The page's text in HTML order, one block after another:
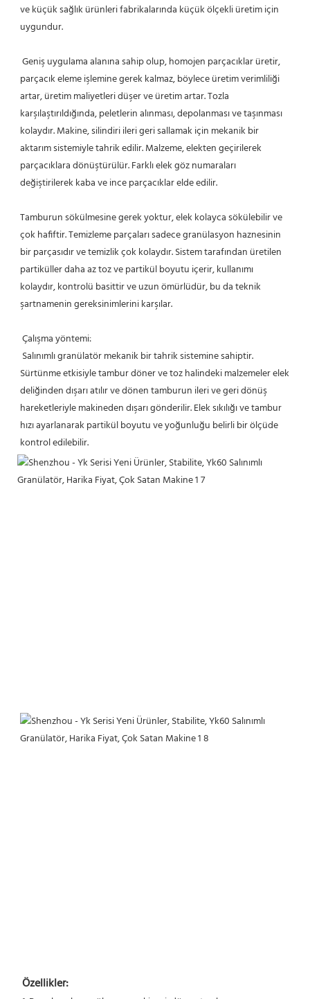
ve küçük sağlık ürünleri fabrikalarında küçük ölçekli üretim için
uygundur.
Geniş uygulama alanına sahip olup, homojen parçacıklar üretir,
parçacık eleme işlemine gerek kalmaz, böylece üretim verimliliği
artar, üretim maliyetleri düşer ve üretim artar. Tozla
karşılaştırıldığında, peletlerin alınması, depolanması ve taşınması
kolaydır. Makine, silindiri ileri geri sallamak için mekanik bir
aktarım sistemiyle tahrik edilir. Malzeme, elekten geçirilerek
parçacıklara dönüştürülür. Farklı elek göz numaraları
değiştirilerek kaba ve ince parçacıklar elde edilir.
Tamburun sökülmesine gerek yoktur, elek kolayca sökülebilir ve
çok hafiftir. Temizleme parçaları sadece granülasyon haznesinin
bir parçasıdır ve temizlik çok kolaydır. Sistem tarafından üretilen
partiküller daha az toz ve partikül boyutu içerir, kullanımı
kolaydır, kontrolü basittir ve uzun ömürlüdür, bu da teknik
şartnamenin gereksinimlerini karşılar.
Çalışma yöntemi:
Sürtünme etkisiyle tambur döner ve toz halindeki malzemeler elek
deliğinden dışarı atılır ve dönen tamburun ileri ve geri dönüş
hareketleriyle makineden dışarı gönderilir. Elek sıkılığı ve tambur
hızı ayarlanarak partikül boyutu ve yoğunluğu belirli bir ölçüde
kontrol edilebilir.
Özellikler: